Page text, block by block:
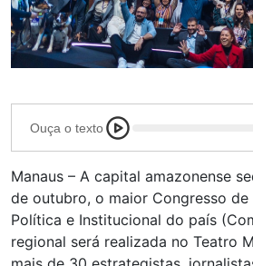
Ouça o texto
Manaus – A capital amazonense
de outubro, o maior Congresso de
Política e Institucional do país
regional será realizada no Teatro